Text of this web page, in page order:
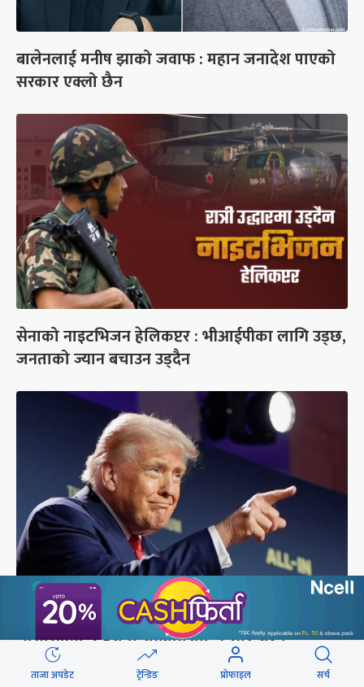
बालेनलाई मनीष झाको जवाफ : महान जनादेश पाएको
सरकार एक्लो छैन
सेनाको नाइटभिजन हेलिकप्टर : भीआईपीका लागि उड्छ,
जनताको ज्यान बचाउन उड्दैन
अमेरिकामा रूसमाथि प्रतिबन्ध लगाउने विधेयक पारित,
भारतसहित ५ देशमा शतप्रतिशत भन्सार शुल्क
ताजा अपडेट ट्रेन्डिङ प्रोफाइल सर्च